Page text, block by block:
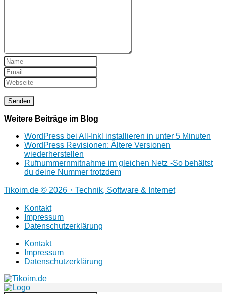
Weitere Beiträge im Blog
WordPress bei All-Inkl installieren in unter 5 Minuten
WordPress Revisionen: Ältere Versionen
wiederherstellen
Rufnummernmitnahme im gleichen Netz -So behältst
du deine Nummer trotzdem
Tikoim.de © 2026・Technik, Software & Internet
Kontakt
Impressum
Datenschutzerklärung
Kontakt
Impressum
Datenschutzerklärung